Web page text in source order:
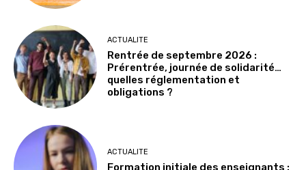
ACTUALITE
Rentrée de septembre 2026 :
Prérentrée, journée de solidarité…
quelles réglementation et
obligations ?
ACTUALITE
Formation initiale des enseignants :